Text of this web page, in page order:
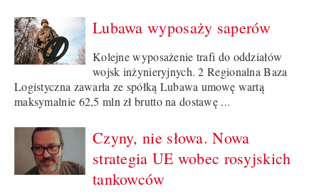
Lubawa wyposaży saperów
Kolejne wyposażenie trafi do oddziałów
wojsk inżynieryjnych. 2 Regionalna Baza
Logistyczna zawarła ze spółką Lubawa umowę wartą
maksymalnie 62,5 mln zł brutto na dostawę ...
Czyny, nie słowa. Nowa
strategia UE wobec rosyjskich
tankowców